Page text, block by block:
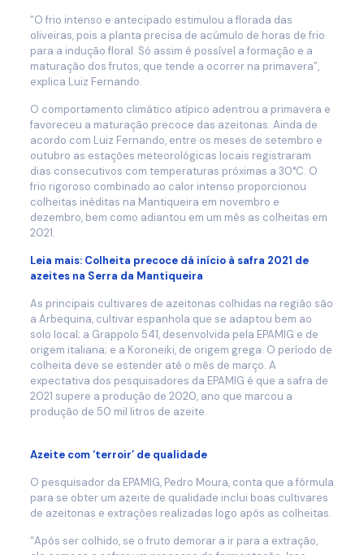
“O frio intenso e antecipado estimulou a florada das
oliveiras, pois a planta precisa de acúmulo de horas de frio
para a indução floral. Só assim é possível a formação e a
maturação dos frutos, que tende a ocorrer na primavera”,
explica Luiz Fernando.
O comportamento climático atípico adentrou a primavera e
favoreceu a maturação precoce das azeitonas. Ainda de
acordo com Luiz Fernando, entre os meses de setembro e
outubro as estações meteorológicas locais registraram
dias consecutivos com temperaturas próximas a 30°C. O
frio rigoroso combinado ao calor intenso proporcionou
colheitas inéditas na Mantiqueira em novembro e
dezembro, bem como adiantou em um mês as colheitas em
2021.
Leia mais: Colheita precoce dá início à safra 2021 de
azeites na Serra da Mantiqueira
As principais cultivares de azeitonas colhidas na região são
a Arbequina, cultivar espanhola que se adaptou bem ao
solo local; a Grappolo 541, desenvolvida pela EPAMIG e de
origem italiana; e a Koroneiki, de origem grega. O período de
colheita deve se estender até o mês de março. A
expectativa dos pesquisadores da EPAMIG é que a safra de
2021 supere a produção de 2020, ano que marcou a
produção de 50 mil litros de azeite.
Azeite com ‘terroir’ de qualidade
O pesquisador da EPAMIG, Pedro Moura, conta que a fórmula
para se obter um azeite de qualidade inclui boas cultivares
de azeitonas e extrações realizadas logo após as colheitas.
“Após ser colhido, se o fruto demorar a ir para a extração,